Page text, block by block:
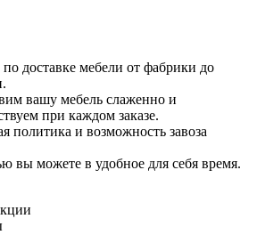
доставке мебели от фабрики до
вашу мебель слаженно и
при каждом заказе.
политика и возможность завоза
вы можете в удобное для себя время.